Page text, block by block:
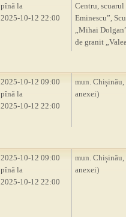
pînă la
2025-10-12 22:00
Centru,
Eminescu”,
„Mihai
de granit
2025-10-12 09:00
pînă la
2025-10-12 22:00
mun.
anexei)
2025-10-12 09:00
pînă la
2025-10-12 22:00
mun.
anexei)